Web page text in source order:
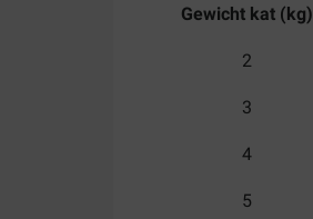
Gewicht kat (kg)
2
3
4
5